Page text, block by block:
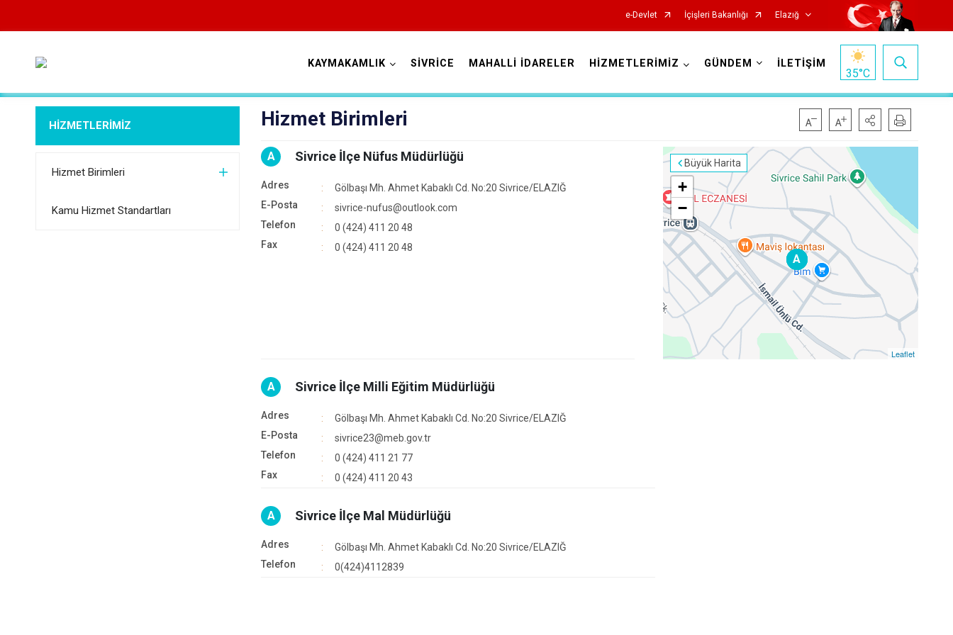
e-Devlet İçişleri Bakanlığı Elazığ
Keban
Kovancılar
Maden
Palu
Sivrice
KAYMAKAMLIK SİVRİCE MAHALLİ İDARELER HİZMETLERİMİZ GÜNDEM İLETİŞİM
35°C
HİZMETLERİMİZ
Hizmet Birimleri
Kamu Hizmet Standartları
Hizmet Birimleri
Büyük Harita
A
A
A
+
−
Leaflet
A Sivrice İlçe Nüfus Müdürlüğü
Adres
Gölbaşı Mh. Ahmet Kabaklı Cd. No:20 Sivrice/ELAZIĞ
E-Posta
sivrice-nufus@outlook.com
Telefon
0 (424) 411 20 48
Fax
0 (424) 411 20 48
A Sivrice İlçe Milli Eğitim Müdürlüğü
Adres
Gölbaşı Mh. Ahmet Kabaklı Cd. No:20 Sivrice/ELAZIĞ
E-Posta
sivrice23@meb.gov.tr
Telefon
0 (424) 411 21 77
Fax
0 (424) 411 20 43
A Sivrice İlçe Mal Müdürlüğü
Adres
Gölbaşı Mh. Ahmet Kabaklı Cd. No:20 Sivrice/ELAZIĞ
Telefon
0(424)4112839